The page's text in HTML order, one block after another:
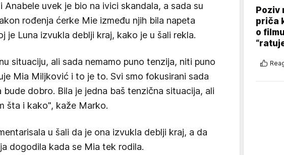
Anabele uvek je bio na ivici skandala, a sada su
rođenja ćerke Mie između njih bila napeta
je Luna izvukla deblji kraj, kako je u šali rekla.
situaciju, ali sada nemamo puno tenzija, niti puno
Mia Miljković i to je to. Svi smo fokusirani sada
bude dobro. Bila je jedna baš tenzična situacija, ali
šta i kako", kaže Marko.
u šali da je ona izvukla deblji kraj, a da
dogodila kada se Mia tek rodila.
Poziv
priča
o